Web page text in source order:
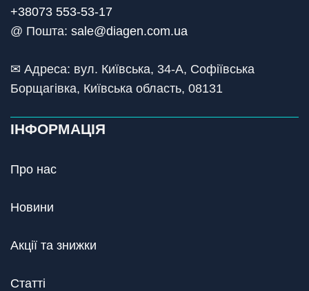
+38073 553-53-17
@ Пошта: sale@diagen.com.ua
✉ Адреса: вул. Київська, 34-А, Софіївська
Борщагівка, Київська область, 08131
ІНФОРМАЦІЯ
Про нас
Новини
Акції та знижки
Статті